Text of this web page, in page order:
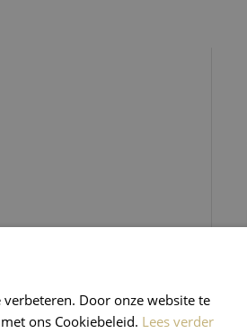
Door onze website te
ons Cookiebeleid. Lees verder